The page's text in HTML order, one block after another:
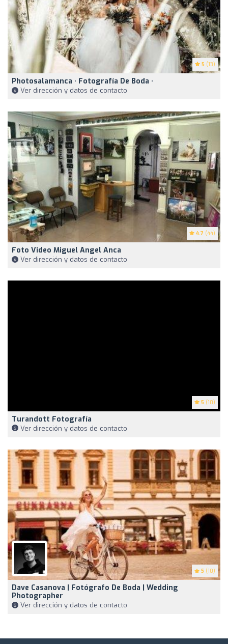
5 (13)
Photosalamanca · Fotografía De Boda ·
Ver dirección y datos de contacto
4.7 (44)
Foto Video Miguel Angel Anca
Ver dirección y datos de contacto
5 (10)
Turandott Fotografía
Ver dirección y datos de contacto
5 (10)
Dave Casanova | Fotógrafo De Boda | Wedding
Photographer
Ver dirección y datos de contacto